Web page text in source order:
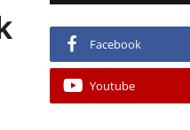
Facebook
Youtube